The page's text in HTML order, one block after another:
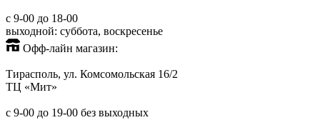
с 9-00 до 18-00
выходной: суббота, воскресенье
Офф-лайн магазин:
Тирасполь, ул. Комсомольская 16/2
ТЦ «Мит»
с 9-00 до 19-00 без выходных